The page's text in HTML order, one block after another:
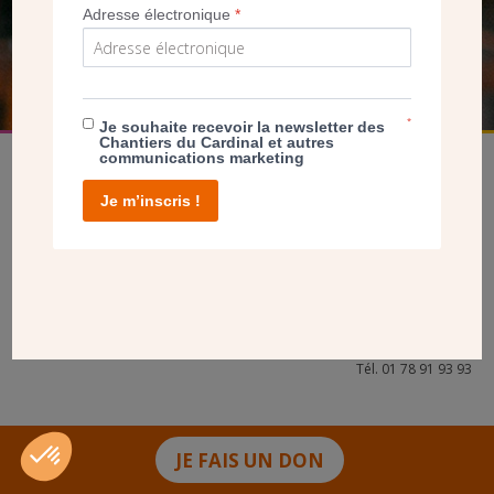
JE FAIS UN DON
FAIRE UN DON
Tél. 01 78 91 93 93
Adresse électronique*
Je souhaite recevoir la newsletter des
Chantiers du Cardinal et autres
communications marketing
*
Je m’inscris !